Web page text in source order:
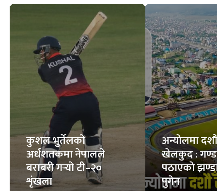
कुशल भुर्तेलको
अर्धशतकमा नेपालले
बराबरी गर्‍यो टी–२०
शृंखला
अन्योलमा दशौँ
खेलकुद :
पठाएको
पुगेन